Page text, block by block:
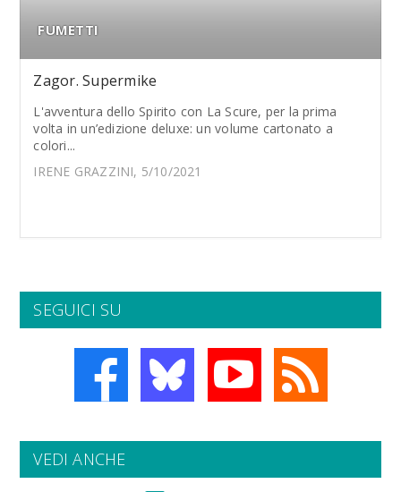
FUMETTI
Zagor. Supermike
L'avventura dello Spirito con La Scure, per la prima
volta in un’edizione deluxe: un volume cartonato a
colori...
IRENE GRAZZINI, 5/10/2021
SEGUICI SU
VEDI ANCHE